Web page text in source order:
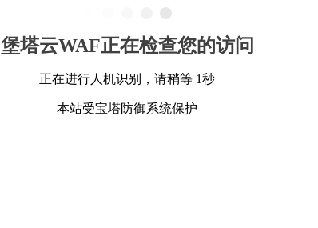
堡塔云WAF正在检查您的访问
正在进行人机识别，请稍等 1秒
本站受宝塔防御系统保护